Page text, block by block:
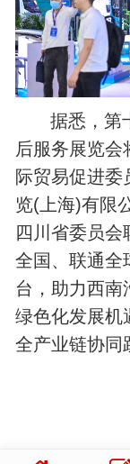
据悉，第
后服务展览会
际贸易促进委
览(上海)有限
四川省委员
全国、联通全
台，助力西南
绿色化发展机
全产业链协同